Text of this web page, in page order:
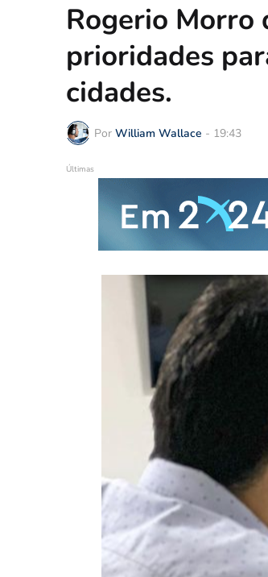
Rogerio Morro
prioridades
cidades.
Por William Wallace - 19:43
Últimas